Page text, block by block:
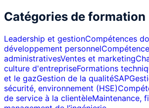
Catégories de formation
Leadership et gestionCompétences
développement personnel
administrativesVentes et marketing
culture d'entrepriseFormations
et le gazGestion de la qualitéSAP
sécurité, environnement (HSE)
de service à la clientèleMaintenance,